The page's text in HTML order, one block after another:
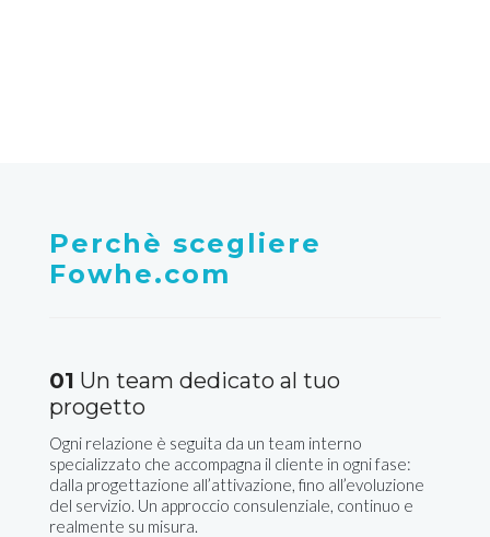
Perchè scegliere
Fowhe.com
01 Un team dedicato al tuo
progetto
Ogni relazione è seguita da un team interno
specializzato che accompagna il cliente in ogni fase:
dalla progettazione all’attivazione, fino all’evoluzione
del servizio. Un approccio consulenziale, continuo e
realmente su misura.